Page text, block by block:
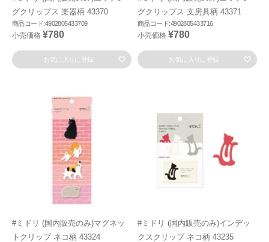
グクリップス 楽器柄 43370
商品コード:4902805433709
小売価格 ¥780
お気に入りに登録
グクリップス 文房具柄 43371
商品コード:4902805433716
小売価格 ¥780
お気に入りに登録
#ミドリ (国内販売のみ)マグネッ
トクリップ ネコ柄 43324
#ミドリ (国内販売のみ)インデッ
クスクリップ ネコ柄 43235